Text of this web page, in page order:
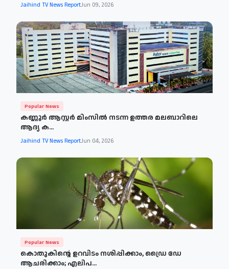
Jaihind TV News ReportJun 09, 2026
Popular News
കണ്ണൂര്‍ ആസ്റ്റര്‍ മിംസില്‍ നടന്ന ഉത്തര മലബാറിലെ
ആദ്യ ക...
Jaihind TV News ReportJun 04, 2026
Popular News
കൊതുകിന്റെ ഉറവിടം നശിപ്പിക്കാം, ഡ്രൈ ഡേ
ആചരിക്കാം; എലിപ...